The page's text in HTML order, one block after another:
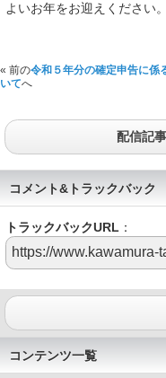
よいお年をお迎えください。
« 前の令和５年分の確定申告に係
いてへ
配信記
コメント&トラックバック
トラックバックURL ：
コンテンツ一覧